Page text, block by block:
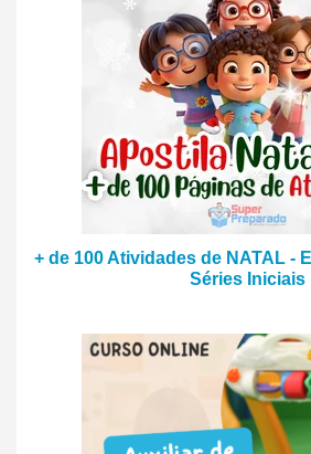
+ de 100 Atividades de NATAL -
Séries Iniciais